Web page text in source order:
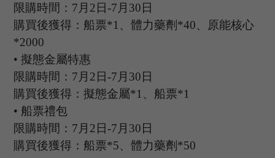
限購時間： 7 月 2 日-7 月 30日
購買後獲得：船票*1、體力藥劑*40、原能核心
*2000
• 擬態金屬特惠
限購時間： 7 月 2 日-7 月 30日
購買後獲得：擬態金屬*1、船票*1
• 船票禮包
限購時間： 7 月 2 日-7 月 30日
購買後獲得：船票*5、體力藥劑*50